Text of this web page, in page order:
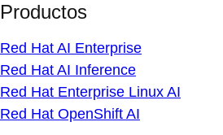
Productos
Red Hat AI Enterprise
Red Hat AI Inference
Red Hat Enterprise Linux AI
Red Hat OpenShift AI